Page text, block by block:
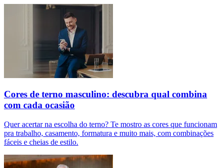
Cores de terno masculino: descubra qual combina
com cada ocasião
Quer acertar na escolha do terno? Te mostro as cores que funcionam
pra trabalho, casamento, formatura e muito mais, com combinações
fáceis e cheias de estilo.